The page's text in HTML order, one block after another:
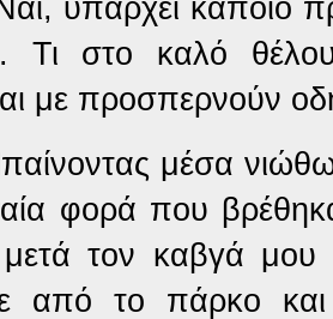
υπάρχει κάποιο
Τι στο καλό
με προσπερνούν
μέσα
φορά που
μετά τον καβγά
από το πάρκο